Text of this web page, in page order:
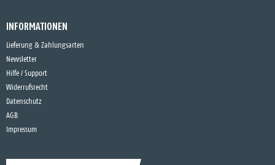
INFORMATIONEN
Lieferung & Zahlungsarten
Newsletter
Hilfe / Support
Widerrufsrecht
Datenschutz
AGB
Impressum